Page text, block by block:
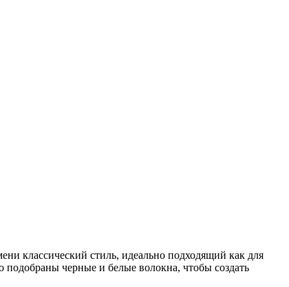
классический стиль, идеально подходящий как для
подобраны черные и белые волокна, чтобы создать